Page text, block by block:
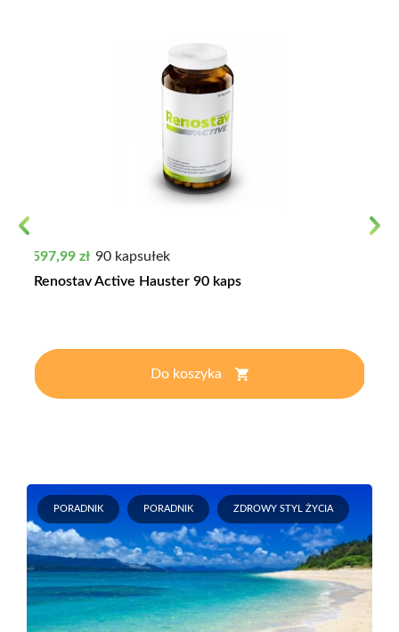
Cena
597,99 zł 90 kapsułek
Renostav Active Hauster 90 kaps
Do koszyka
PORADNIK PORADNIK ZDROWY STYL ŻYCIA